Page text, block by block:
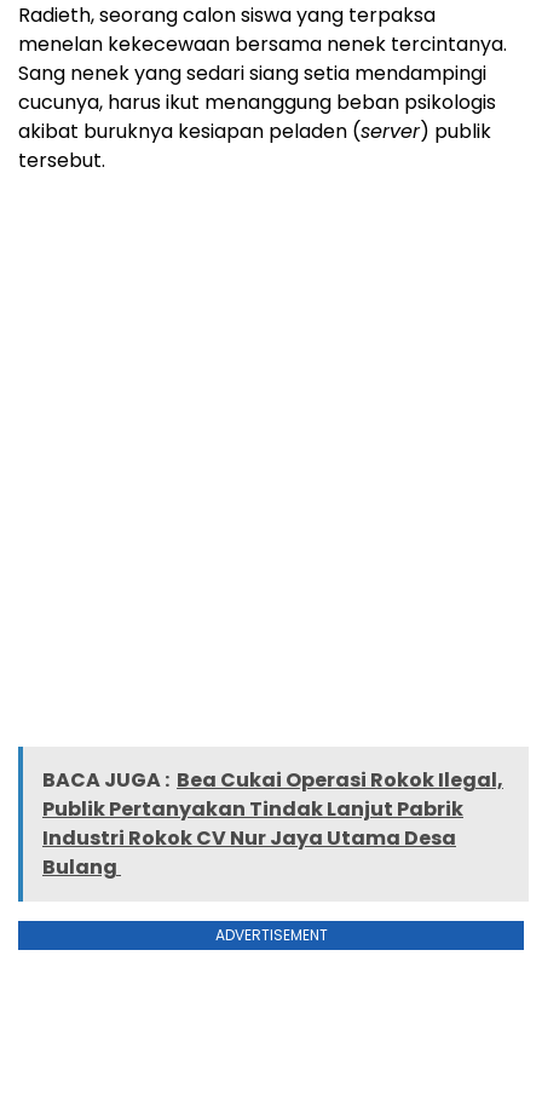
Radieth, seorang calon siswa yang terpaksa
menelan kekecewaan bersama nenek tercintanya.
Sang nenek yang sedari siang setia mendampingi
cucunya, harus ikut menanggung beban psikologis
akibat buruknya kesiapan peladen (server) publik
tersebut.
BACA JUGA : Bea Cukai Operasi Rokok Ilegal,
Publik Pertanyakan Tindak Lanjut Pabrik
Industri Rokok CV Nur Jaya Utama Desa
Bulang
ADVERTISEMENT